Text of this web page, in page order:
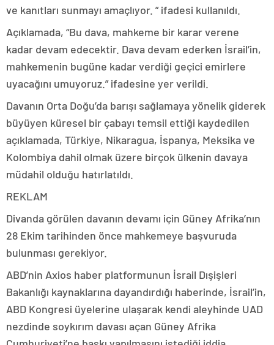
ve kanıtları sunmayı amaçlıyor. ” ifadesi kullanıldı.
Açıklamada, “Bu dava, mahkeme bir karar verene
kadar devam edecektir. Dava devam ederken İsrail’in,
mahkemenin bugüne kadar verdiği geçici emirlere
uyacağını umuyoruz.” ifadesine yer verildi.
Davanın Orta Doğu’da barışı sağlamaya yönelik giderek
büyüyen küresel bir çabayı temsil ettiği kaydedilen
açıklamada, Türkiye, Nikaragua, İspanya, Meksika ve
Kolombiya dahil olmak üzere birçok ülkenin davaya
müdahil olduğu hatırlatıldı.
REKLAM
Divanda görülen davanın devamı için Güney Afrika’nın
28 Ekim tarihinden önce mahkemeye başvuruda
bulunması gerekiyor.
ABD’nin Axios haber platformunun İsrail Dışişleri
Bakanlığı kaynaklarına dayandırdığı haberinde, İsrail’in,
ABD Kongresi üyelerine ulaşarak kendi aleyhinde UAD
nezdinde soykırım davası açan Güney Afrika